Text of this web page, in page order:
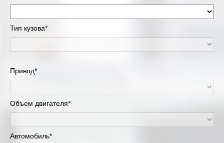
Тип кузова*
Привод*
Объем двигателя*
Автомобиль*